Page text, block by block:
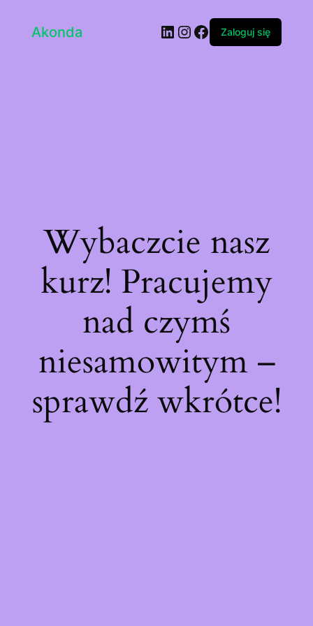
Akonda LinkedIn
Instagram
Facebook
Zaloguj się
Wybaczcie nasz
kurz! Pracujemy
nad czymś
niesamowitym –
sprawdź wkrótce!